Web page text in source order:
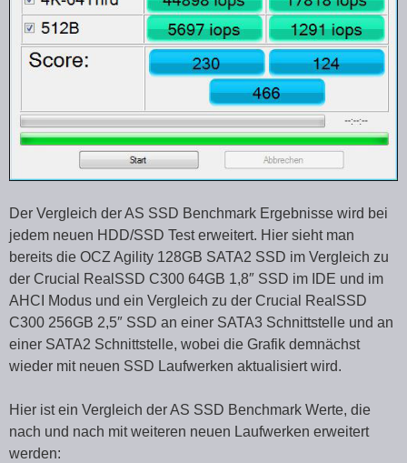
Der Vergleich der AS SSD Benchmark Ergebnisse wird bei
jedem neuen HDD/SSD Test erweitert. Hier sieht man
bereits die OCZ Agility 128GB SATA2 SSD im Vergleich zu
der Crucial RealSSD C300 64GB 1,8″ SSD im IDE und im
AHCI Modus und ein Vergleich zu der Crucial RealSSD
C300 256GB 2,5″ SSD an einer SATA3 Schnittstelle und an
einer SATA2 Schnittstelle, wobei die Grafik demnächst
wieder mit neuen SSD Laufwerken aktualisiert wird.
Hier ist ein Vergleich der AS SSD Benchmark Werte, die
nach und nach mit weiteren neuen Laufwerken erweitert
werden: